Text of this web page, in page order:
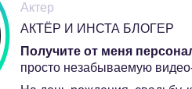
Актер
АКТЁР И ИНСТА БЛОГЕР
Получите от меня
просто незабываемую